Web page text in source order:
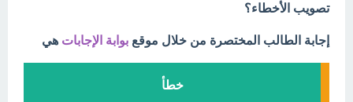
تصويب الأخطاء؟
إجابة الطالب المختصرة من خلال موقع بوابة الإجابات هي
خطأ